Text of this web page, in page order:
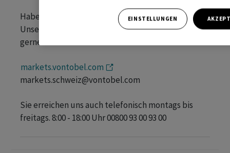
Haben Sie Fragen?
Unser Flow Products Distribution Team hilft Ihnen
gerne weiter.
markets.vontobel.com
markets.schweiz@vontobel.com
Sie erreichen uns auch telefonisch montags bis
freitags. 8:00 - 18:00 Uhr 00800 93 00 93 00
EINSTELLUNGEN